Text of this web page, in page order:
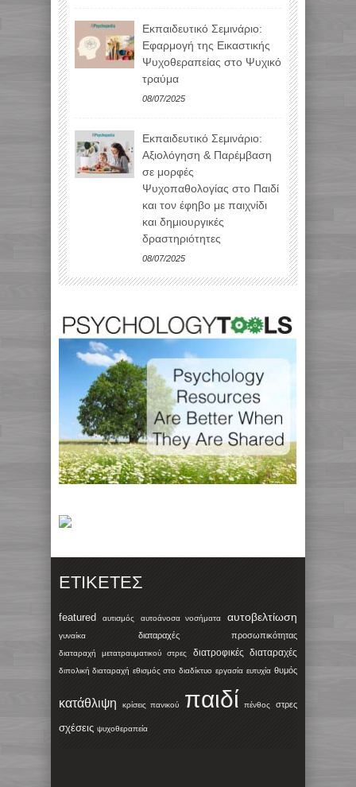
Εκπαιδευτικό Σεμινάριο:
Εφαρμογή της Εικαστικής
Ψυχοθεραπείας στο Ψυχικό
τραύμα
08/07/2025
Εκπαιδευτικό Σεμινάριο:
Αξιολόγηση & Παρέμβαση
σε μορφές
Ψυχοπαθολογίας στο Παιδί
και τον έφηβο με παιχνίδι
και δημιουργικές
δραστηριότητες
08/07/2025
ΕΤΙΚΈΤΕΣ
featured αυτισμός αυτοάνοσα νοσήματα αυτοβελτίωση
γυναίκα διαταραχές προσωπικότητας
διαταραχή μετατραυματικού στρες διατροφικές διαταραχές
διπολική διαταραχή εθισμός στο διαδίκτυο εργασία ευτυχία θυμός
κατάθλιψη κρίσεις πανικού παιδί πένθος στρες
σχέσεις ψυχοθεραπεία